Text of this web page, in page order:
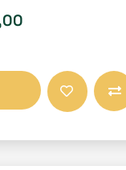
Questo
prodotto
più